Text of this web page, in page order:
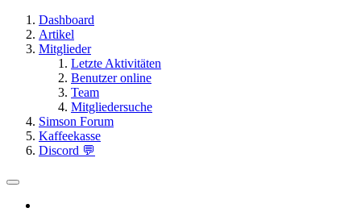
Dashboard
Artikel
Mitglieder
Letzte Aktivitäten
Benutzer online
Team
Mitgliedersuche
Simson Forum
Kaffeekasse
Discord 💬